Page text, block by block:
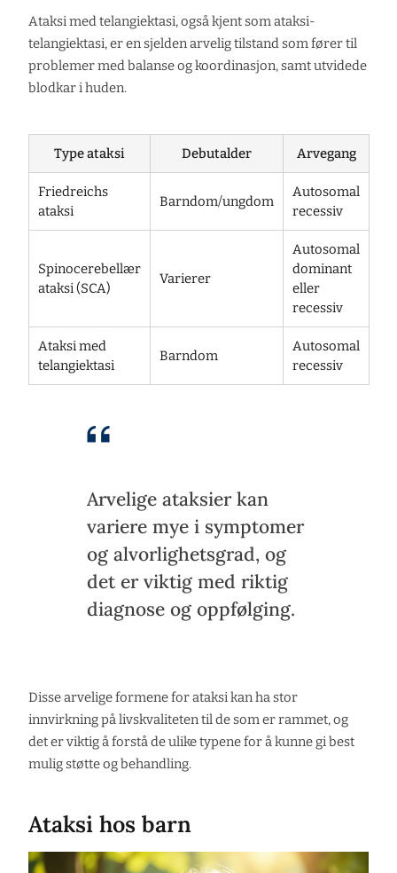
Ataksi med telangiektasi, også kjent som ataksi-
telangiektasi, er en sjelden arvelig tilstand som fører til
problemer med balanse og koordinasjon, samt utvidede
blodkar i huden.
Type ataksi Debutalder Arvegang
Friedreichs
ataksi
Barndom/ungdom
Autosomal
recessiv
Spinocerebellær
ataksi (SCA)
Varierer
Autosomal
dominant
eller
recessiv
Ataksi med
telangiektasi
Barndom
Autosomal
recessiv
Arvelige ataksier kan
variere mye i symptomer
og alvorlighetsgrad, og
det er viktig med riktig
diagnose og oppfølging.
Disse arvelige formene for ataksi kan ha stor
innvirkning på livskvaliteten til de som er rammet, og
det er viktig å forstå de ulike typene for å kunne gi best
mulig støtte og behandling.
Ataksi hos barn